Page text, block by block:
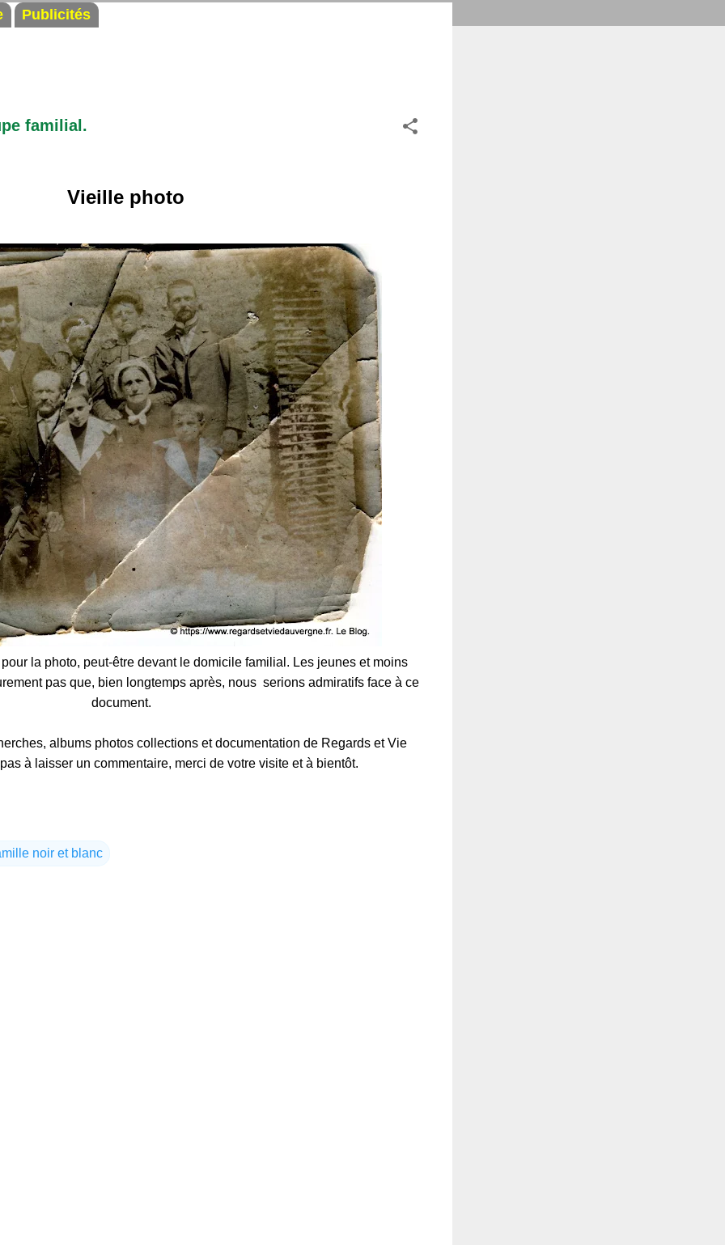
Publicités
familial.
Vieille photo
la photo, peut-être devant le domicile familial. Les jeunes et moins
pas que, bien longtemps après, nous serions admiratifs face à ce
document.
albums photos collections et documentation de Regards et Vie
à laisser un commentaire, merci de votre visite et à bientôt.
noir et blanc